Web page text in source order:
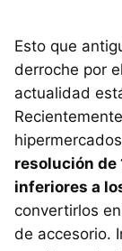
Esto que
derroche por
actualidad
hipermercados
resolución
inferiores a
convertirlos
de accesorio.